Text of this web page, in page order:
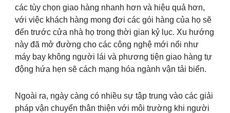
các tùy chọn giao hàng nhanh hơn và hiệu quả hơn,
với việc khách hàng mong đợi các gói hàng của họ sẽ
đến trước cửa nhà họ trong thời gian kỷ lục. Xu hướng
này đã mở đường cho các công nghệ mới nổi như
máy bay không người lái và phương tiện giao hàng tự
động hứa hẹn sẽ cách mạng hóa ngành vận tải biển.
Ngoài ra, ngày càng có nhiều sự tập trung vào các giải
pháp vận chuyển thân thiện với môi trường khi người